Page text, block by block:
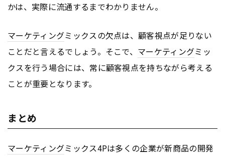
かは、実際に流通するまでわかりません。
マーケティングミックスの欠点は、顧客視点が足りない
ことだと言えるでしょう。そこで、 マーケティングミッ
クスを行う場合には、常に顧客視点を持ちながら考える
ことが重要となります。
まとめ
マーケティングミックス4Pは多くの企業が新商品の開発